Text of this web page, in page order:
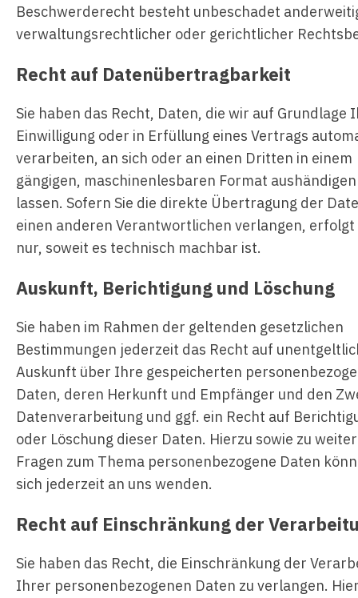
Beschwerderecht besteht unbeschadet
verwaltungsrechtlicher oder gerichtlicher
Recht auf Daten­übertrag­barkeit
Sie haben das Recht, Daten, die wir auf Grundlage
Einwilligung oder in Erfüllung eines Vertrags
verarbeiten, an sich oder an einen Dritten in einem
gängigen, maschinenlesbaren Format
lassen. Sofern Sie die direkte Übertragung der
einen anderen Verantwortlichen verlangen, erfolgt
nur, soweit es technisch machbar ist.
Auskunft, Berichtigung und Löschung
Sie haben im Rahmen der geltenden gesetzlichen
Bestimmungen jederzeit das Recht auf
Auskunft über Ihre gespeicherten
Daten, deren Herkunft und Empfänger und den
Datenverarbeitung und ggf. ein Recht auf
oder Löschung dieser Daten. Hierzu sowie zu
Fragen zum Thema personenbezogene Daten
sich jederzeit an uns wenden.
Recht auf Einschränkung der
Sie haben das Recht, die Einschränkung der
Ihrer personenbezogenen Daten zu verlangen.